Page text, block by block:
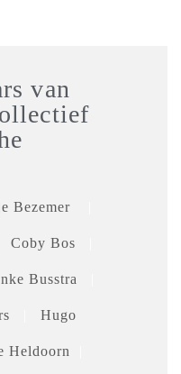
van
Bezemer
Coby Bos
Busstra
Hugo
Heldoorn